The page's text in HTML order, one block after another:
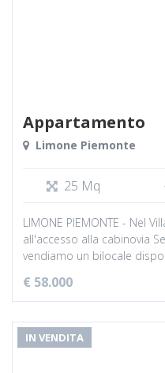
Appartamento
Limone Piemonte
25 Mq
LIMONE PIEMONTE - Nel
all'accesso alla cabinovia
vendiamo un bilocale
€ 58.000
IN VENDITA